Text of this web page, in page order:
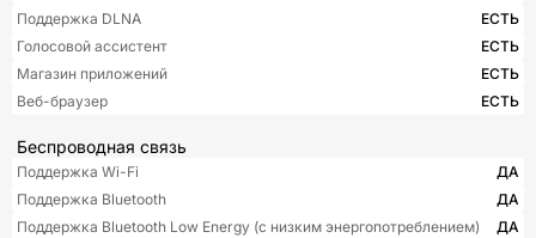
Поддержка DLNA
ЕСТЬ
Голосовой ассистент
ЕСТЬ
Магазин приложений
ЕСТЬ
Веб-браузер
ЕСТЬ
Беспроводная связь
Поддержка Wi-Fi
ДА
Поддержка Bluetooth
ДА
Поддержка Bluetooth Low Energy (с низким энергопотреблением)
ДА